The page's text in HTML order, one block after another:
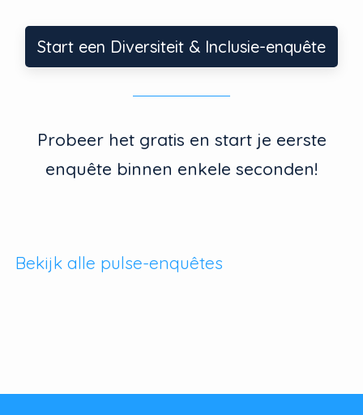
Start een Diversiteit & Inclusie-enquête
Probeer het gratis en start je eerste
enquête binnen enkele seconden!
Bekijk alle pulse-enquêtes